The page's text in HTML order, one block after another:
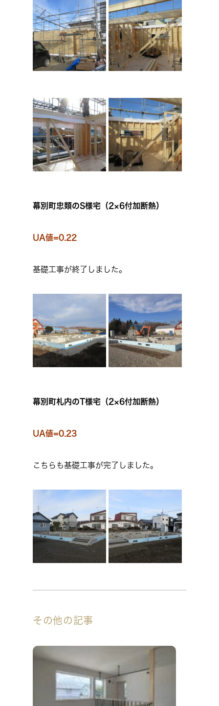
幕別町忠類のS様宅（2×6付加断熱）
UA値=0.22
基礎工事が終了しました。
幕別町札内のT様宅（2×6付加断熱）
UA値=0.23
こちらも基礎工事が完了しました。
その他の記事